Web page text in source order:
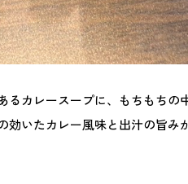
るカレースープに、もちもちの
効いたカレー風味と出汁の旨み